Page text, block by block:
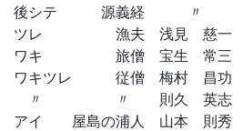
後シテ 源義経 〃
ツレ 漁夫 浅見 慈一
ワキ 旅僧 宝生 常三
ワキツレ 従僧 梅村 昌功
〃 〃 則久 英志
アイ 屋島の浦人 山本 則秀